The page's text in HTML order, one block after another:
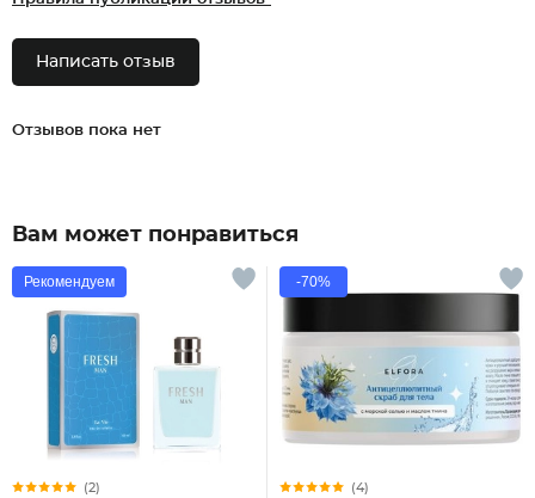
Написать отзыв
Отзывов пока нет
Вам может понравиться
Рекомендуем
(2)
-70%
(4)